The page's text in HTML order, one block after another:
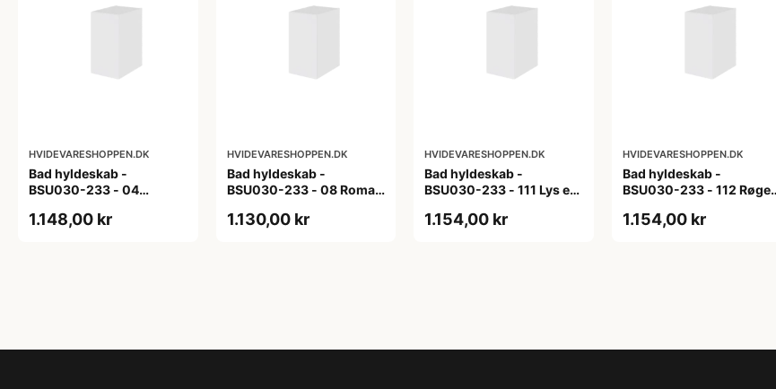
HVIDEVARESHOPPEN.DK
Bad hyldeskab -
BSU030-233 - 04
1.148,00 kr
HVIDEVARESHOPPEN.DK
Bad hyldeskab -
BSU030-233 - 08 Roma -
1.130,00 kr
HVIDEVARESHOPPEN.DK
Bad hyldeskab -
BSU030-233 - 111 Lys eg
1.154,00 kr
HVIDEVARESHOPPEN.DK
Bad hyldeskab -
BSU030-233 - 112 Røget
1.154,00 kr